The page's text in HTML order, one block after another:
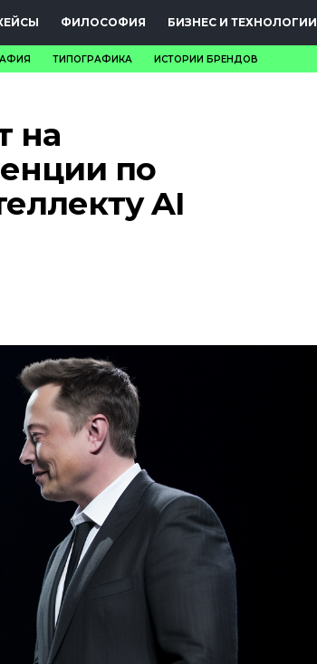
ФИЛОСОФИЯ БИЗНЕС И ТЕХНОЛОГИИ
ТИПОГРАФИКА ИСТОРИИ БРЕНДОВ
на
по
AI
PRO.ОБЗОР
КЕЙСЫ
ФИЛОСОФИЯ
ФЕСТИВАЛИ
ФОТОГРАФИЯ
ТИПОГРАФИКА
ИСТОРИИ БРЕНДОВ
О ПРОЕКТЕ
РЕКЛАМА